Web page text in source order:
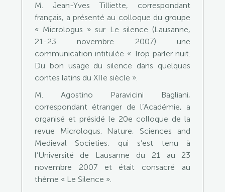
M. Jean-Yves Tilliette, correspondant
français, a présenté au colloque du groupe
« Micrologus » sur Le silence (Lausanne,
21-23 novembre 2007) une
communication intitulée « Trop parler nuit.
Du bon usage du silence dans quelques
contes latins du XIIe siècle ».
M. Agostino Paravicini Bagliani,
correspondant étranger de l’Académie, a
organisé et présidé le 20e colloque de la
revue Micrologus. Nature, Sciences and
Medieval Societies, qui s’est tenu à
l’Université de Lausanne du 21 au 23
novembre 2007 et était consacré au
thème « Le Silence ».